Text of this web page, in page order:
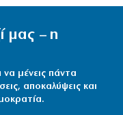
μας – η
μένεις πάντα
αποκαλύψεις και